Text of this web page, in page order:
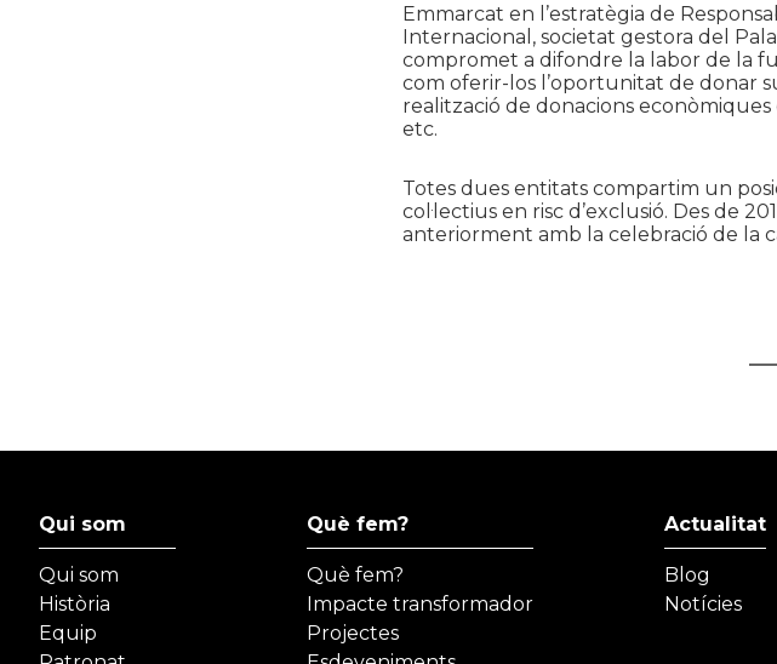
Emmarcat en l’estratègia de
Internacional, societat gestora del
compromet a difondre la labor de la
com oferir-los l’oportunitat de donar
realització de donacions
etc.
Totes dues entitats compartim un
col·lectius en risc d’exclusió. Des de
anteriorment amb la celebració de la
Qui som
Qui som
Història
Equip
Què fem?
Què fem?
Impacte transformador
Projectes
Actualitat
Blog
Notícies